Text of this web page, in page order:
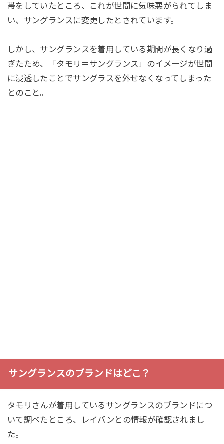
帯をしていたところ、これが世間に気味悪がられてしま
い、サングランスに変更したとされています。
しかし、サングランスを着用している期間が長くなり過
ぎたため、「タモリ＝サングランス」のイメージが世間
に浸透したことでサングラスを外せなくなってしまった
とのこと。
サングランスのブランドはどこ？
タモリさんが着用しているサングランスのブランドにつ
いて調べたところ、レイバンとの情報が確認されまし
た。